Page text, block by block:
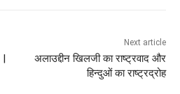
Next article
अलाउद्दीन खिलजी का राष्ट्रवाद और
हिन्दुओं का राष्ट्रद्रोह